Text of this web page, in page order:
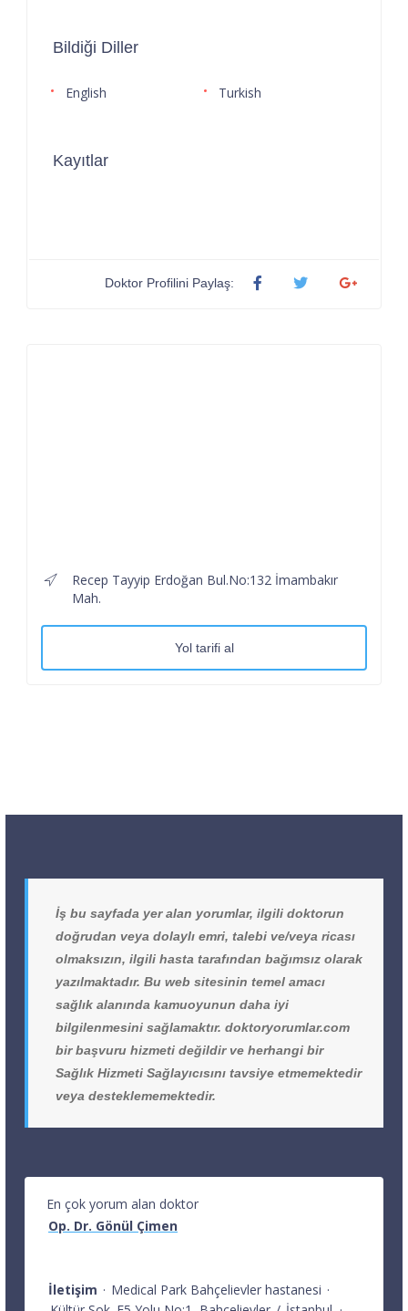
Bildiği Diller
English Turkish
Kayıtlar
Doktor Profilini Paylaş:
Recep Tayyip Erdoğan Bul.No:132 İmambakır
Mah.
Yol tarifi al
İş bu sayfada yer alan yorumlar, ilgili doktorun
doğrudan veya dolaylı emri, talebi ve/veya ricası
olmaksızın, ilgili hasta tarafından bağımsız olarak
yazılmaktadır. Bu web sitesinin temel amacı
sağlık alanında kamuoyunun daha iyi
bilgilenmesini sağlamaktır. doktoryorumlar.com
bir başvuru hizmeti değildir ve herhangi bir
Sağlık Hizmeti Sağlayıcısını tavsiye etmemektedir
veya desteklememektedir.
En çok yorum alan doktor
Op. Dr. Gönül Çimen
İletişim · Medical Park Bahçelievler hastanesi ·